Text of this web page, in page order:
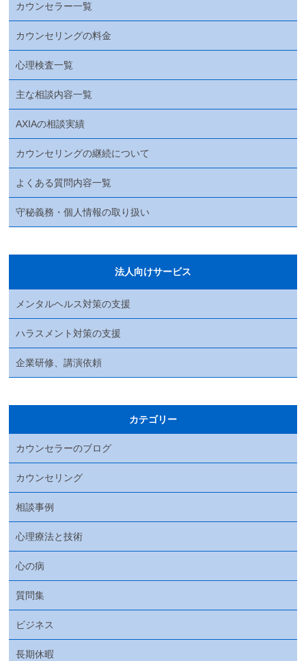
カウンセラー一覧
カウンセリングの料金
心理検査一覧
主な相談内容一覧
AXIAの相談実績
カウンセリングの継続について
よくある質問内容一覧
守秘義務・個人情報の取り扱い
法人向けサービス
メンタルヘルス対策の支援
ハラスメント対策の支援
企業研修、講演依頼
カテゴリー
カウンセラーのブログ
カウンセリング
相談事例
心理療法と技術
心の病
質問集
ビジネス
長期休暇